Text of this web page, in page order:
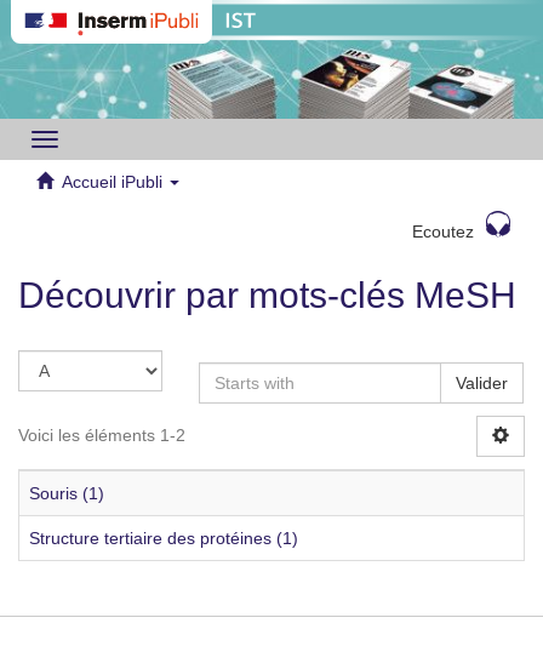
Toggle
navigation
Accueil iPubli
Ecoutez
Découvrir par mots-clés MeSH
Valider
Voici les éléments 1-2
Souris (1)
Structure tertiaire des protéines (1)